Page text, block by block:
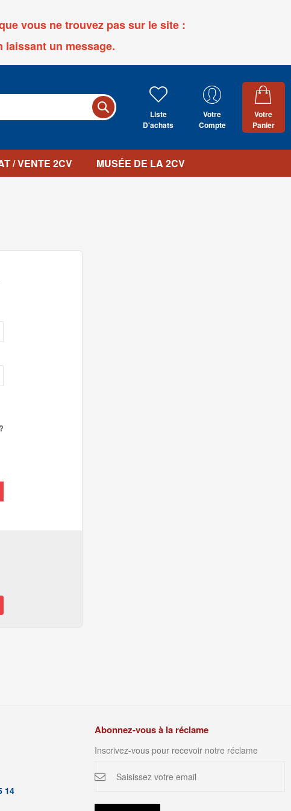
vous ne trouvez pas sur le site :
laissant un message.
Liste
D'achats
Votre
Compte
Votre
Panier
/ VENTE 2CV MUSÉE DE LA 2CV
14
Abonnez-vous à la réclame
Inscrivez-vous pour recevoir notre réclame
à
: